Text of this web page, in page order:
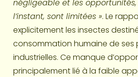
négligeable et les
l’instant, sont limitées ». Le
explicitement les insectes
consommation humaine de ses
industrielles. Ce manque
principalement lié à la faible